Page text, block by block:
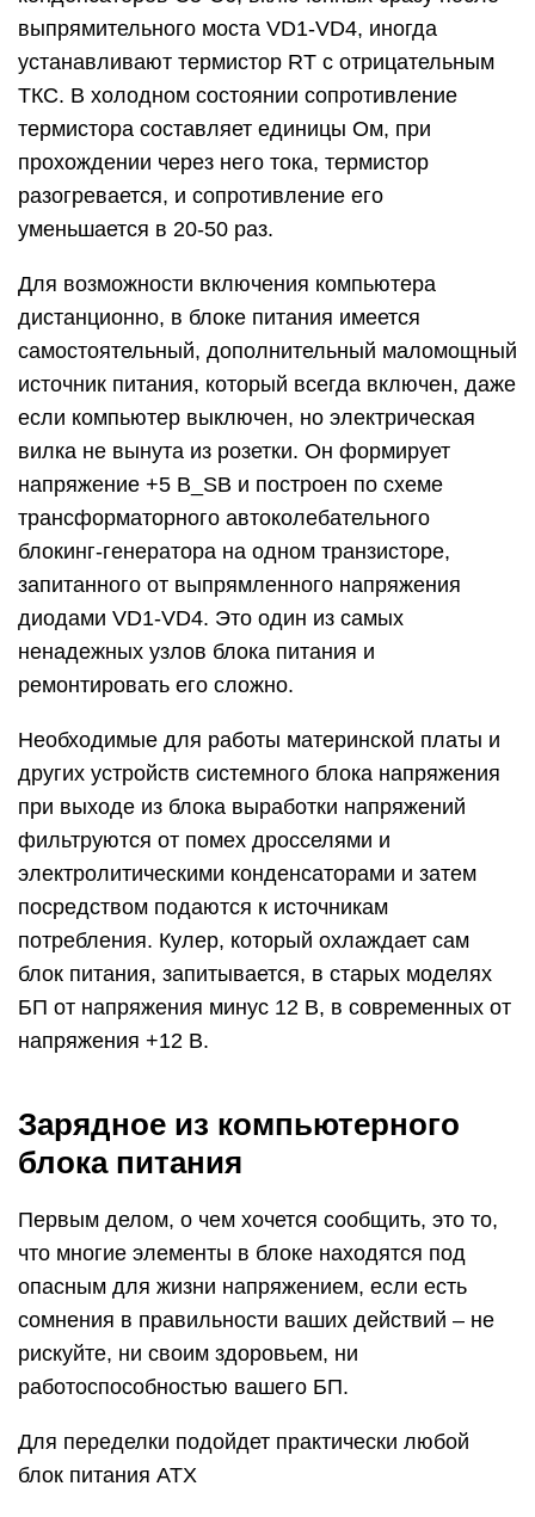
выпрямительного моста VD1-VD4, иногда
устанавливают термистор RT с отрицательным
ТКС. В холодном состоянии сопротивление
термистора составляет единицы Ом, при
прохождении через него тока, термистор
разогревается, и сопротивление его
уменьшается в 20-50 раз.
Для возможности включения компьютера
дистанционно, в блоке питания имеется
самостоятельный, дополнительный маломощный
источник питания, который всегда включен, даже
если компьютер выключен, но электрическая
вилка не вынута из розетки. Он формирует
напряжение +5 B_SB и построен по схеме
трансформаторного автоколебательного
блокинг-генератора на одном транзисторе,
запитанного от выпрямленного напряжения
диодами VD1-VD4. Это один из самых
ненадежных узлов блока питания и
ремонтировать его сложно.
Необходимые для работы материнской платы и
других устройств системного блока напряжения
при выходе из блока выработки напряжений
фильтруются от помех дросселями и
электролитическими конденсаторами и затем
посредством подаются к источникам
потребления. Кулер, который охлаждает сам
блок питания, запитывается, в старых моделях
БП от напряжения минус 12 В, в современных от
напряжения +12 В.
Зарядное из компьютерного
блока питания
Первым делом, о чем хочется сообщить, это то,
что многие элементы в блоке находятся под
опасным для жизни напряжением, если есть
сомнения в правильности ваших действий – не
рискуйте, ни своим здоровьем, ни
работоспособностью вашего БП.
Для переделки подойдет практически любой
блок питания ATX